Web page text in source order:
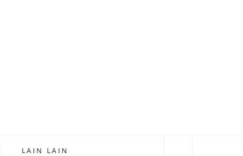
LAIN LAIN